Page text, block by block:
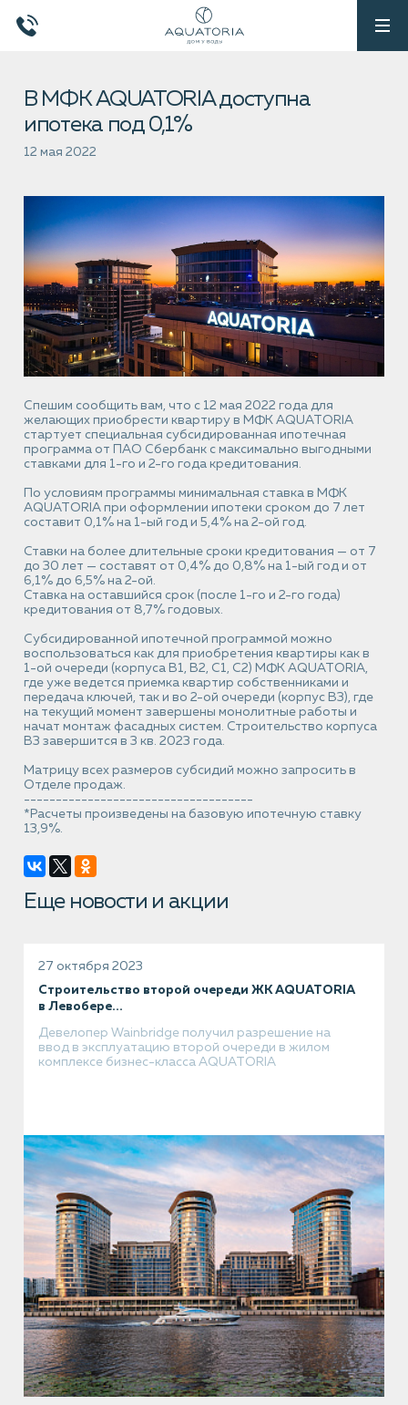
В МФК AQUATORIA доступна
ипотека под 0,1%
12 мая 2022
Спешим сообщить вам, что с 12 мая 2022 года для
желающих приобрести квартиру в МФК AQUATORIA
стартует специальная субсидированная ипотечная
программа от ПАО Сбербанк с максимально выгодными
ставками для 1-го и 2-го года кредитования.
По условиям программы минимальная ставка в МФК
AQUATORIA при оформлении ипотеки сроком до 7 лет
составит 0,1% на 1-ый год и 5,4% на 2-ой год.
Ставки на более длительные сроки кредитования — от 7
до 30 лет — составят от 0,4% до 0,8% на 1-ый год и от
6,1% до 6,5% на 2-ой.
Ставка на оставшийся срок (после 1-го и 2-го года)
кредитования от 8,7% годовых.
Субсидированной ипотечной программой можно
воспользоваться как для приобретения квартиры как в
1-ой очереди (корпуса В1, В2, С1, С2) МФК AQUATORIA,
где уже ведется приемка квартир собственниками и
передача ключей, так и во 2-ой очереди (корпус В3), где
на текущий момент завершены монолитные работы и
начат монтаж фасадных систем. Строительство корпуса
В3 завершится в 3 кв. 2023 года.
Матрицу всех размеров субсидий можно запросить в
Отделе продаж.
------------------------------------
*Расчеты произведены на базовую ипотечную ставку
13,9%.
Еще новости и акции
27 октября 2023
Строительство второй очереди ЖК AQUATORIA
в Левобере...
Девелопер Wainbridge получил разрешение на
ввод в эксплуатацию второй очереди в жилом
комплексе бизнес-класса AQUATORIA